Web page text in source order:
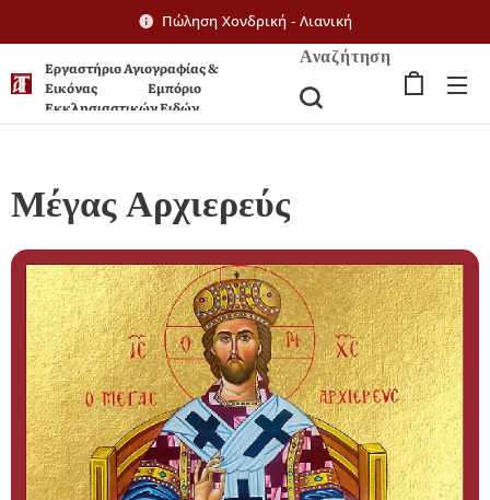
Πώληση Χονδρική - Λιανική
Εργαστήριο Αγιογραφίας &
Εικόνας Εμπόριο
Εκκλησιαστικών Ειδών
Αναζήτηση
Μέγας Αρχιερεύς